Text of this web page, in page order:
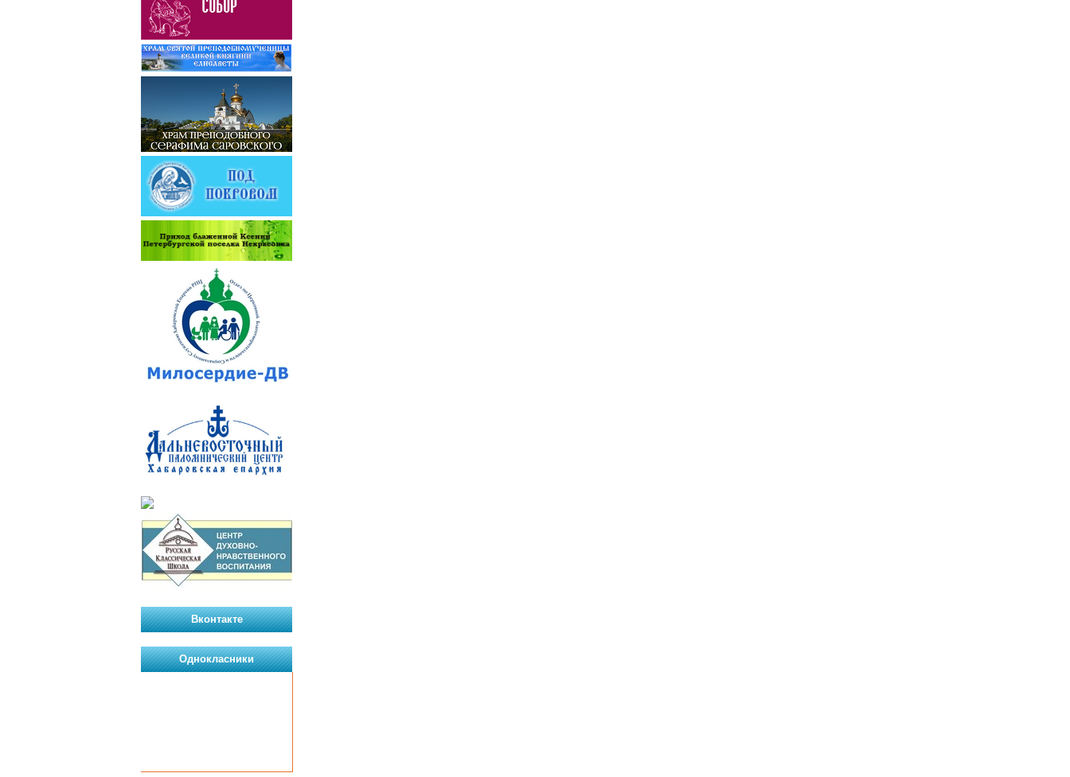
Вконтакте
Однокласники